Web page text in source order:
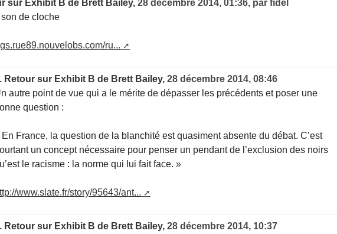
sur Exhibit B de Brett Bailey, 28 décembre 2014, 01:36, par fidel
de cloche
ru...
Retour sur Exhibit B de Brett Bailey, 28 décembre 2014, 08:46
autre point de vue qui a le mérite de dépasser les précédents et poser une
question :
En France, la question de la blanchité est quasiment absente du débat. C’est
un concept nécessaire pour penser un pendant de l’exclusion des noirs
le racisme : la norme qui lui fait face. »
www.slate.fr/story/95643/ant...
Retour sur Exhibit B de Brett Bailey, 28 décembre 2014, 10:37